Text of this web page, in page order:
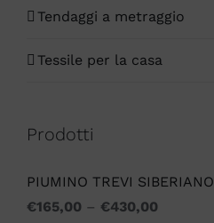
Tendaggi a metraggio
Tessile per la casa
Prodotti
PIUMINO TREVI SIBERIANO
€165,00 – €430,00